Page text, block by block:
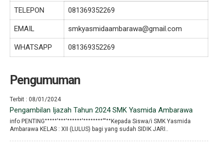
TELEPON 081369352269
EMAIL smkyasmidaambarawa@gmail.com
WHATSAPP 081369352269
Pengumuman
Terbit : 08/01/2024
Pengambilan Ijazah Tahun 2024 SMK Yasmida Ambarawa
info PENTING°°°°°′°°°′°°°°°°′°°°°°°°°′′′°°Kepada Siswa/i SMK Yasmida
Ambarawa KELAS : XII (LULUS) bagi yang sudah SIDIK JARI..